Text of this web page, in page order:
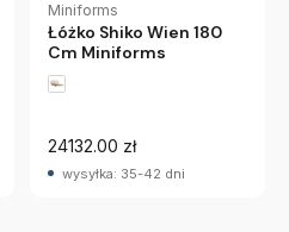
Miniforms
Łóżko Shiko Wien 180
Cm Miniforms
24132.00 zł
wysyłka: 35-42 dni